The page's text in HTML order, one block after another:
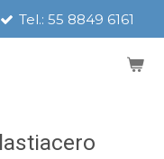
Tel.: 55 8849 6161